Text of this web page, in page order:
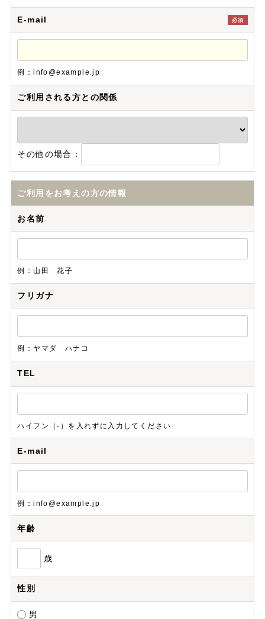
E-mail 必須
例：info@example.jp
ご利用される方との関係
その他の場合：
ご利用をお考えの方の情報
お名前
例：山田 花子
フリガナ
例：ヤマダ ハナコ
TEL
ハイフン（-）を入れずに入力してください
E-mail
例：info@example.jp
年齢
歳
性別
男